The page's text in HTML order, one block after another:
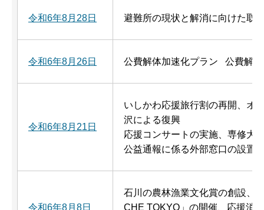
令和6年8月28日 避難所の現状と解消に向けた取
令和6年8月26日 公費解体加速化プラン 公費解
令和6年8月21日
いしかわ応援旅行割の再開、オ
沢による復興
応援コンサートの実施、専修大
公益通報に係る外部窓口の設置
令和6年8月8日
石川の農林漁業文化賞の創設、
CHE TOKYO」の開催、応援消